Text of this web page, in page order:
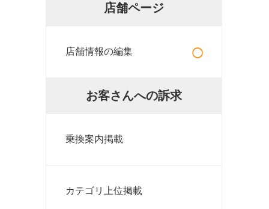
店舗ページ
店舗情報の編集 ○
お客さんへの訴求
乗換案内掲載
カテゴリ上位掲載